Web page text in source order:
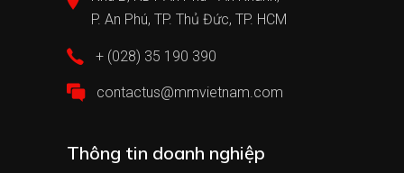
P. An Phú, TP. Thủ Đức, TP. HCM
+ (028) 35 190 390
contactus@mmvietnam.com
Thông tin doanh nghiệp